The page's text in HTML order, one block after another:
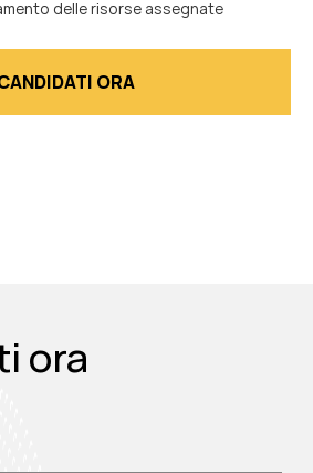
delle risorse assegnate
ORA
ora